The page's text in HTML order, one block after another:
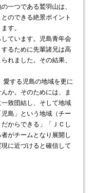
一つである鷲羽山は、
のできる絶景ポイント
す。
ています。児島青年会
るために先輩諸兄は高
れました。その結果、
愛する児島の地域を更に
か。そのためには、ま
致団結し、そして地域
島」という地域（チー
からできる」「ＪＣし
がチームとなり展開し
に近づけると確信して